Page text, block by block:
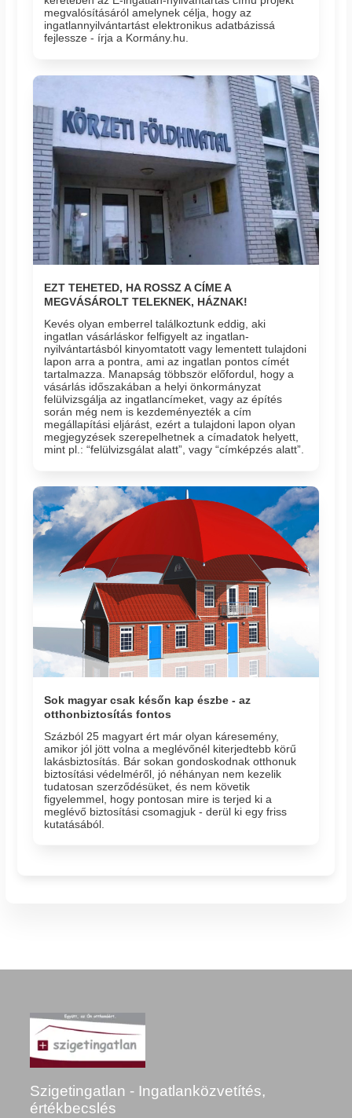
megvalósításáról amelynek célja, hogy az
ingatlannyilvántartást elektronikus adatbázissá
fejlessze - írja a Kormány.hu.
EZT TEHETED, HA ROSSZ A CÍME A
MEGVÁSÁROLT TELEKNEK, HÁZNAK!
Kevés olyan emberrel találkoztunk eddig, aki
ingatlan vásárláskor felfigyelt az ingatlan-
nyilvántartásból kinyomtatott vagy lementett tulajdoni
lapon arra a pontra, ami az ingatlan pontos címét
tartalmazza. Manapság többször előfordul, hogy a
vásárlás időszakában a helyi önkormányzat
felülvizsgálja az ingatlancímeket, vagy az építés
során még nem is kezdeményezték a cím
megállapítási eljárást, ezért a tulajdoni lapon olyan
megjegyzések szerepelhetnek a címadatok helyett,
mint pl.: “felülvizsgálat alatt”, vagy “címképzés alatt”.
Sok magyar csak későn kap észbe - az
otthonbiztosítás fontos
Százból 25 magyart ért már olyan káresemény,
amikor jól jött volna a meglévőnél kiterjedtebb körű
lakásbiztosítás. Bár sokan gondoskodnak otthonuk
biztosítási védelméről, jó néhányan nem kezelik
tudatosan szerződésüket, és nem követik
figyelemmel, hogy pontosan mire is terjed ki a
meglévő biztosítási csomagjuk - derül ki egy friss
kutatásából.
Szigetingatlan - Ingatlanközvetítés,
értékbecslés